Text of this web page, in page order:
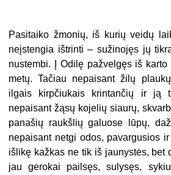
Pasitaiko žmonių, iš kurių veidų
neįstengia ištrinti – sužinojęs jų
nustembi. Į Odilę pažvelgęs iš
metų. Tačiau nepaisant žilų
ilgais kirpčiukais krintančių ir ją
nepaisant žąsų kojelių siaurų,
panašių raukšlių galuose lūpų,
nepaisant netgi odos, pavargusios
išlikę kažkas ne tik iš jaunystės, bet
jau gerokai pailsęs, sulysęs,